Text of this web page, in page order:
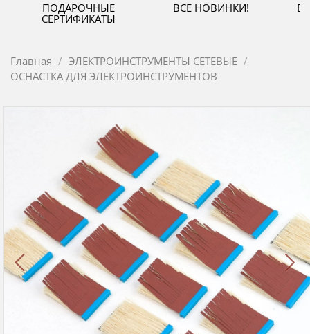
ПОДАРОЧНЫЕ
СЕРТИФИКАТЫ
ВСЕ НОВИНКИ!
Главная
ЭЛЕКТРОИНСТРУМЕНТЫ СЕТЕВЫЕ
ОСНАСТКА ДЛЯ ЭЛЕКТРОИНСТРУМЕНТОВ